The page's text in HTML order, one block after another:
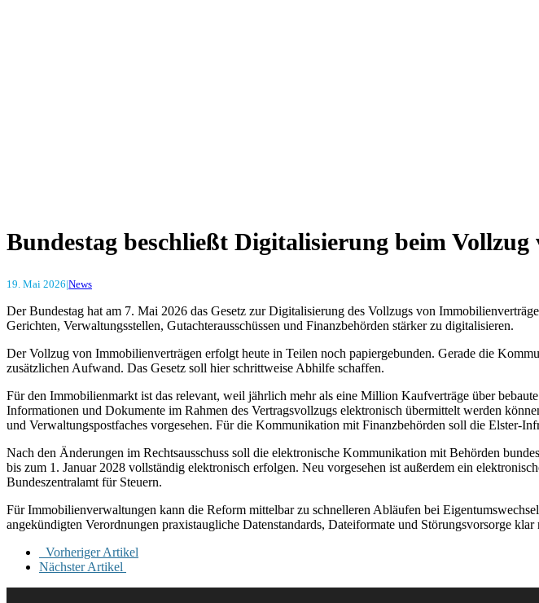
Bundestag beschließt Digitalisierung beim
19. Mai 2026|News
Der Bundestag hat am 7. Mai 2026 das Gesetz zur Digitalisierung des Vollzugs von
Gerichten, Verwaltungsstellen, Gutachterausschüssen und Finanzbehörden stärker zu digitalisieren.
Der Vollzug von Immobilienverträgen erfolgt heute in Teilen noch papiergebunden. Gerade die
zusätzlichen Aufwand. Das Gesetz soll hier schrittweise Abhilfe schaffen.
Für den Immobilienmarkt ist das relevant, weil jährlich mehr als eine Million Kaufverträge über
Informationen und Dokumente im Rahmen des Vertragsvollzugs elektronisch übermittelt werden
und Verwaltungspostfaches vorgesehen. Für die Kommunikation mit Finanzbehörden soll die Elster-
Nach den Änderungen im Rechtsausschuss soll die elektronische Kommunikation mit Behörden
bis zum 1. Januar 2028 vollständig elektronisch erfolgen. Neu vorgesehen ist außerdem ein
Bundeszentralamt für Steuern.
Für Immobilienverwaltungen kann die Reform mittelbar zu schnelleren Abläufen bei
angekündigten Verordnungen praxistaugliche Datenstandards, Dateiformate und Störungsvorsorge klar
Vorheriger Artikel
Nächster Artikel